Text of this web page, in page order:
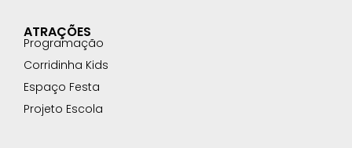
ATRAÇÕES
Programação
Corridinha Kids
Espaço Festa
Projeto Escola